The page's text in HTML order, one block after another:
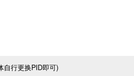
行更换PID即可)